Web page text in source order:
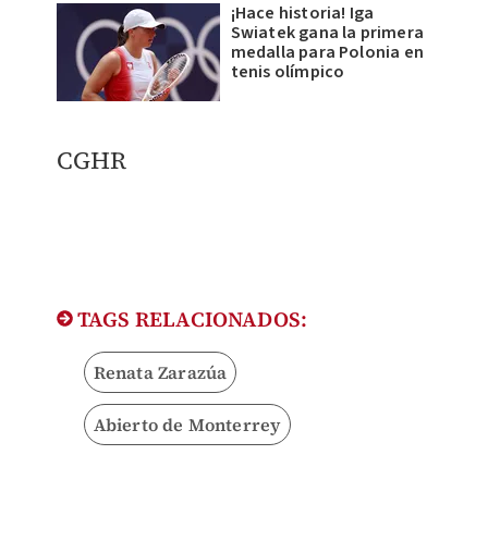
¡Hace historia! Iga
Swiatek gana la primera
medalla para Polonia en
tenis olímpico
CGHR
TAGS RELACIONADOS:
Renata Zarazúa
Abierto de Monterrey